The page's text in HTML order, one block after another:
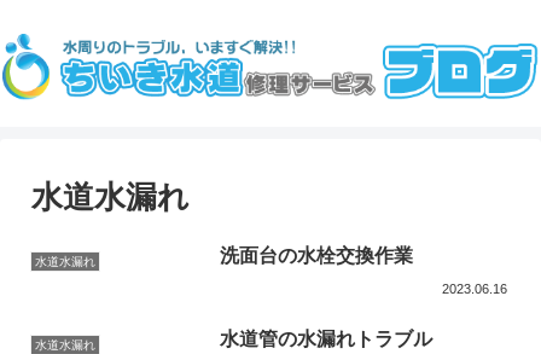
水道水漏れ
水道水漏れ 洗面台の水栓交換作業
2023.06.16
水道水漏れ 水道管の水漏れトラブル